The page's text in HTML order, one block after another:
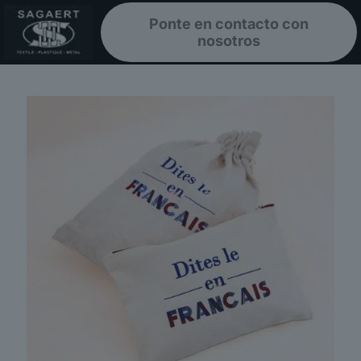
Ponte en contacto con
nosotros